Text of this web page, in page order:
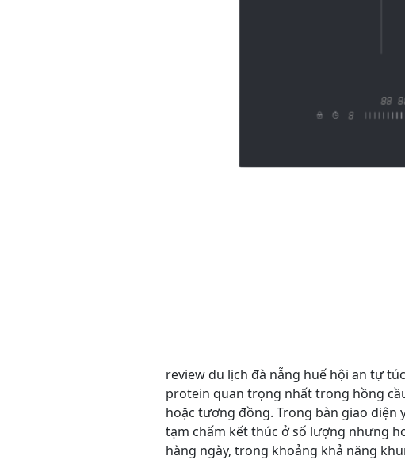
review du lịch đà nẵng huế hội an tự
protein quan trọng nhất trong hồng
hoặc tương đồng. Trong bàn giao diện
tạm chấm kết thúc ở số lượng nhưng
hàng ngày, trong khoảng khả năng